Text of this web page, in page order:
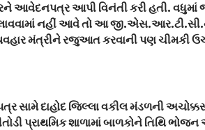
આવેદનપત્ર આપી વિનંતી કરી હતી.
નહીં આવે તો આ
મંત્રીને રજુઆત કરવાની પણ ચીમકી
સામે દાહોદ જિલ્લા વકીલ મંડળની
પ્રાથમિક શાળામાં બાળકોને તિથિ